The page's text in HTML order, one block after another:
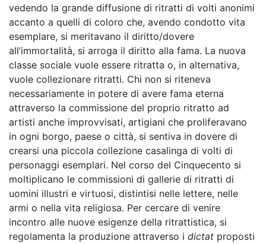
vedendo la grande diffusione di ritratti di volti anonimi
accanto a quelli di coloro che, avendo condotto vita
esemplare, si meritavano il diritto/dovere
all’immortalità, si arroga il diritto alla fama. La nuova
classe sociale vuole essere ritratta o, in alternativa,
vuole collezionare ritratti. Chi non si riteneva
necessariamente in potere di avere fama eterna
attraverso la commissione del proprio ritratto ad
artisti anche improvvisati, artigiani che proliferavano
in ogni borgo, paese o città, si sentiva in dovere di
crearsi una piccola collezione casalinga di volti di
personaggi esemplari. Nel corso del Cinquecento si
moltiplicano le commissioni di gallerie di ritratti di
uomini illustri e virtuosi, distintisi nelle lettere, nelle
armi o nella vita religiosa. Per cercare di venire
incontro alle nuove esigenze della ritrattistica, si
regolamenta la produzione attraverso i dictat proposti